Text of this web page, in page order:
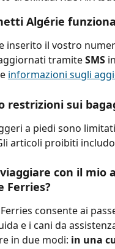
Algérie
inserito il vostro
tramite SMS
informazioni sugli
restrizioni sui
a piedi sono
articoli proibiti
viaggiare con il
Ferries?
consente ai
e i cani da
in due modi: in una